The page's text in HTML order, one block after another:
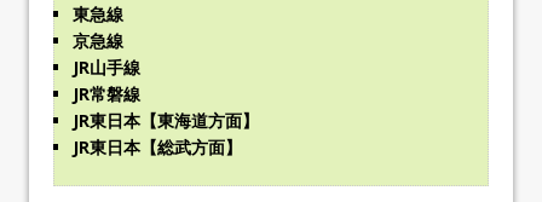
東急線
京急線
JR山手線
JR常磐線
JR東日本【東海道方面】
JR東日本【総武方面】